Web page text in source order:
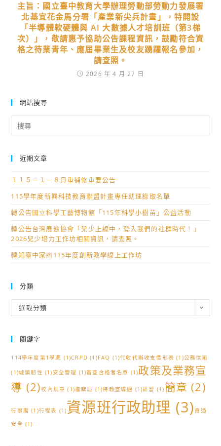
主旨：國立臺中教育大學辦理勞動部勞動力發展署
北基宜花金馬分署「產業新尖兵計畫」，特開設
「半導體軟硬體與 AI 大數據人才培訓班（第3梯
次）」，敬請惠予協助公告課程資訊，鼓勵符合資
格之待業青年、應屆畢業生及校友踴躍報名參加，
請查照。
2026 年 4 月 27 日
網站搜尋
for:
近期文章
１１５－１－８月重補修重要公告
115學年度新興科技教育聯盟計畫專任助理錄取名單
轉公告國立科學工藝博物館「115年科學小樹苗」公益活動
轉公告台灣展翅協會「兒少上線中，登入我們的社群時代！」
2026兒少培力工作坊相關資訊，請查照。
轉知臺中家商115年度創新教學線上工作坊
分類
類
選取分類
關鍵字
114學年度第1學期 (1)CRPD (1)FAQ (1)代收代辦收支情形表 (1)公務信箱
(1)城鎮韌性 (1)安全管理 (1)審查合格者名單 (1)政策及業務宣
導 (2)校內規章 (1)檔案局 (1)特教宣導週 (1)研習 (1) 簡章 (2)
行事曆 (1)行程表 (1)資源班行政助理 (3)資通
安全 (1)